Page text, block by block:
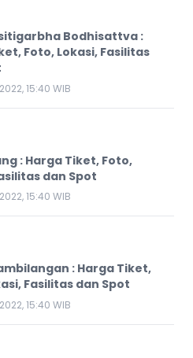
Bodhisattva :
Foto, Lokasi, Fasilitas
15:40 WIB
: Harga Tiket, Foto,
dan Spot
15:40 WIB
: Harga Tiket,
Fasilitas dan Spot
15:40 WIB